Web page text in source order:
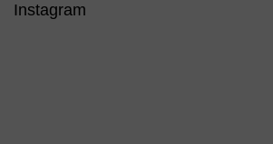
Instagram